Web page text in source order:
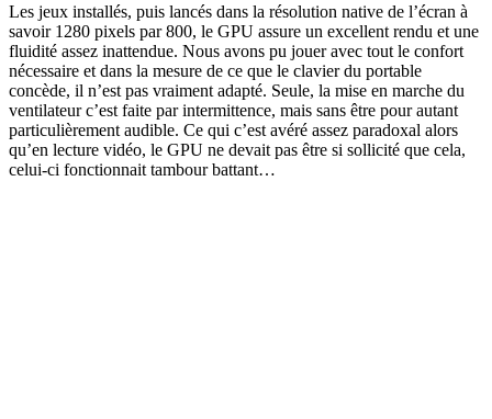
Les jeux installés, puis lancés dans la résolution native de l’écran à
savoir 1280 pixels par 800, le GPU assure un excellent rendu et une
fluidité assez inattendue. Nous avons pu jouer avec tout le confort
nécessaire et dans la mesure de ce que le clavier du portable
concède, il n’est pas vraiment adapté. Seule, la mise en marche du
ventilateur c’est faite par intermittence, mais sans être pour autant
particulièrement audible. Ce qui c’est avéré assez paradoxal alors
qu’en lecture vidéo, le GPU ne devait pas être si sollicité que cela,
celui-ci fonctionnait tambour battant…